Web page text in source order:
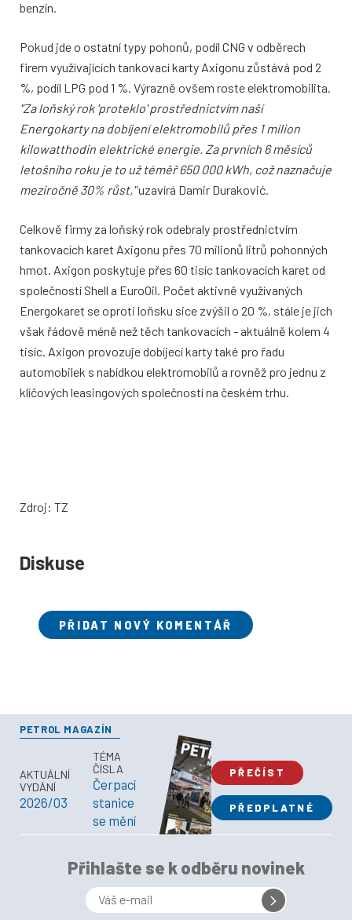
benzín.
Pokud jde o ostatní typy pohonů, podíl CNG v odběrech
firem využívajících tankovací karty Axigonu zůstává pod 2
%, podíl LPG pod 1 %. Výrazně ovšem roste elektromobilita.
"Za loňský rok 'proteklo' prostřednictvím naší
Energokarty na dobíjení elektromobilů přes 1 milion
kilowatthodin elektrické energie. Za prvních 6 měsíců
letošního roku je to už téměř 650 000 kWh, což naznačuje
meziročně 30% růst,"uzavírá Damir Duraković.
Celkově firmy za loňský rok odebraly prostřednictvím
tankovacích karet Axigonu přes 70 milionů litrů pohonných
hmot. Axigon poskytuje přes 60 tisíc tankovacích karet od
společností Shell a EuroOil. Počet aktivně využívaných
Energokaret se oproti loňsku sice zvýšil o 20 %, stále je jich
však řádově méně než těch tankovacích - aktuálně kolem 4
tisíc. Axigon provozuje dobíjecí karty také pro řadu
automobilek s nabídkou elektromobilů a rovněž pro jednu z
klíčových leasingových společností na českém trhu.
Zdroj: TZ
Diskuse
PŘIDAT NOVÝ KOMENTÁŘ
PETROL MAGAZÍN
AKTUÁLNÍ
VYDÁNÍ
2026/03
TÉMA
ČÍSLA
Čerpací
stanice
se mění
PŘEČÍST
PŘEDPLATNÉ
Přihlašte se k odběru novinek